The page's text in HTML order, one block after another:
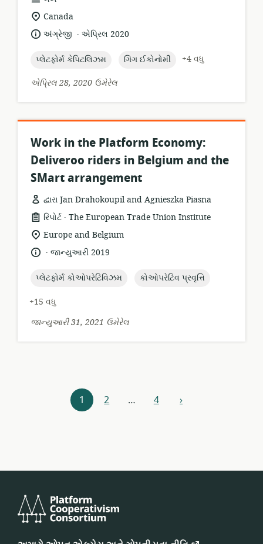
બંધારણ:
સુસંગતતા
સ્થાન:
Canada
ભાષા:અંગ્રેજી .
પ્રકાશન
એપ્રિલ 2020
topic:
પ્લેટફોર્મ કેપિટલિઝમ topic:
ગિગ ઈકોનોમી
+4 વધુ
એપ્રિલ 28, 2020 ઉમેરેલ
Work in the Platform Economy:
Deliveroo riders in Belgium and the
SMart arrangement
દ્વારા Jan Drahokoupil and Agnieszka Piasna
સંસાધન
બંધારણ:
રિપોર્ટ .
પ્રકાશક:
The European Trade Union Institute
સુસંગતતા
Europe and Belgium
ભાષા:.
પ્રકાશન
જાન્યુઆરી 2019
topic:
પ્લેટફોર્મ કોઓપરેટિવિઝમ topic:
કોઓપરેટિવ પ્રવૃત્તિ
+15 વધુ
જાન્યુઆરી 31, 2021 ઉમેરેલ
1 2 … 4 આગળ
›
પ્લેટફોર્મ
કોઓપરેટિવિઝમ